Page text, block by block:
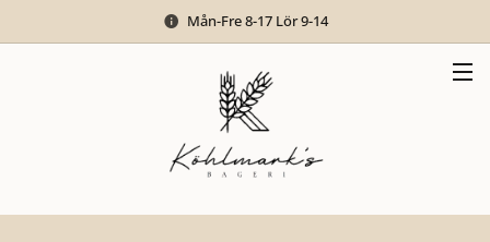
Mån-Fre 8-17 Lör 9-14